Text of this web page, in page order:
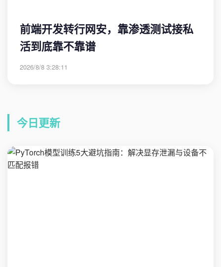
前端开发转行网安，靠渗透测试接私
活到底靠不靠谱
2026/8/8 3:28:11
今日更新